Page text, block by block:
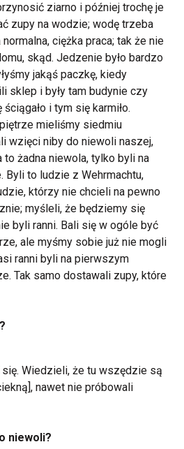
ziarno i później trochę je
zupy na wodzie; wodę trzeba
normalna, ciężka praca; tak że nie
skąd. Jedzenie było bardzo
jakąś paczkę, kiedy
sklep i były tam budynie czy
i tym się karmiło.
mieliśmy siedmiu
wzięci niby do niewoli naszej,
to żadna niewola, tylko byli na
to ludzie z Wehrmachtu,
którzy nie chcieli na pewno
myśleli, że będziemy się
byli ranni. Bali się w ogóle być
ale myśmy sobie już nie mogli
ranni byli na pierwszym
Tak samo dostawali zupy, które
Wiedzieli, że tu wszędzie są
nawet nie próbowali
niewoli?